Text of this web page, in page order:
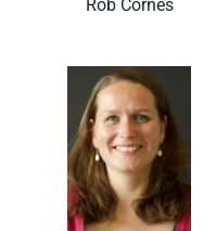
Rob Cornes